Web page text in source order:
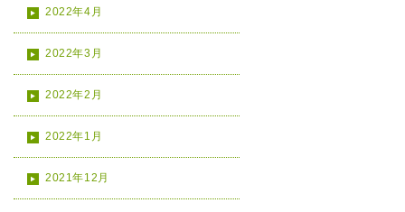
2022年4月
2022年3月
2022年2月
2022年1月
2021年12月